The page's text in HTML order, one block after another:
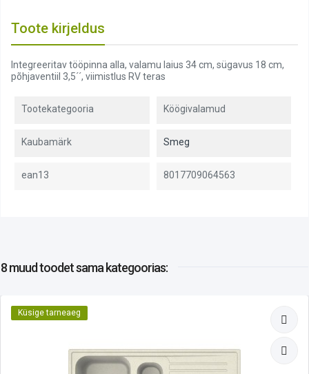
Toote kirjeldus
Integreeritav tööpinna alla, valamu laius 34 cm, sügavus 18 cm,
põhjaventiil 3,5´´, viimistlus RV teras
Tootekategooria Köögivalamud
Kaubamärk Smeg
ean13 8017709064563
8 muud toodetsama kategoorias:
Küsige tarneaeg